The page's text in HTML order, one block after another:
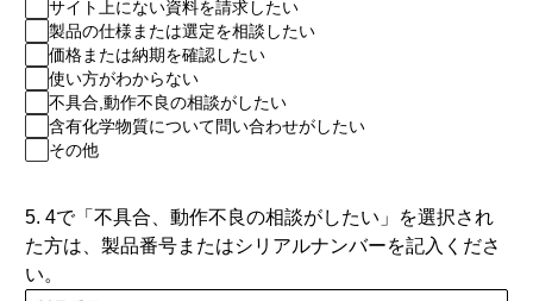
サイト上にない資料を請求したい
製品の仕様または選定を相談したい
価格または納期を確認したい
使い方がわからない
不具合,動作不良の相談がしたい
含有化学物質について問い合わせがしたい
その他
5. 4で「不具合、動作不良の相談がしたい」を選択され
た方は、製品番号またはシリアルナンバーを記入くださ
い。